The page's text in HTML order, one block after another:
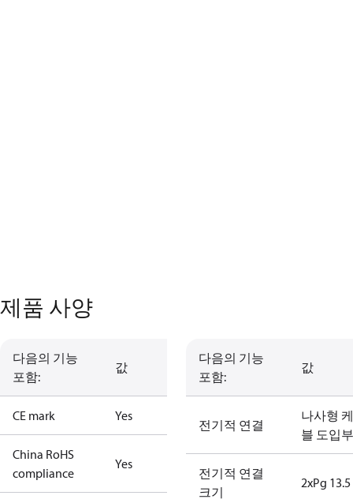
제품 사양
다음의 기능
포함:
값
CE mark Yes
China RoHS
compliance
Yes
다음의 기능
포함:
값
전기적 연결
나사형
블 도입부
전기적 연결
크기
2xPg 13.5